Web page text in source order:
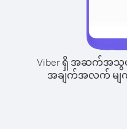
Viber ရှိ အဆက်အသွ
အချက်အလက် မျက်နှ